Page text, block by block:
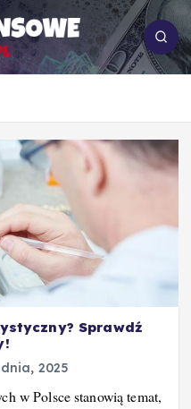
pracy, biznesie i
Sprawdź
2025
w Polsce stanowią temat,